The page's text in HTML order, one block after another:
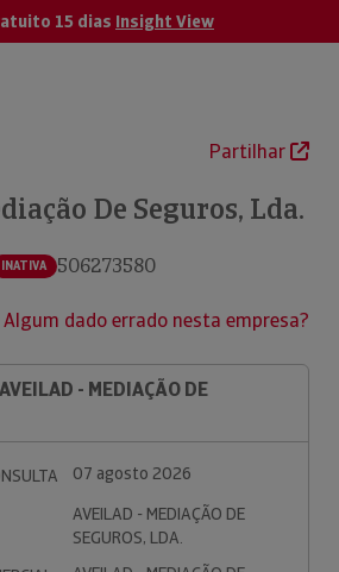
15 dias Insight View
Partilhar
De Seguros, Lda.
INATIVA 506273580
Algum dado errado nesta empresa?
- MEDIAÇÃO DE
07 agosto 2026
AVEILAD - MEDIAÇÃO DE
SEGUROS, LDA.